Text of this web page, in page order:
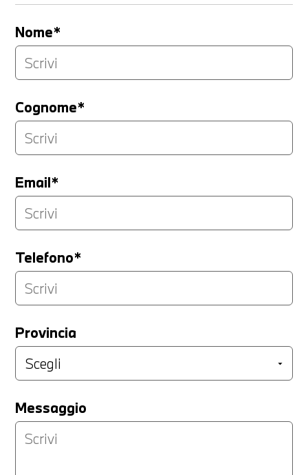
Nome*
Cognome*
Email*
Telefono*
Provincia
Messaggio